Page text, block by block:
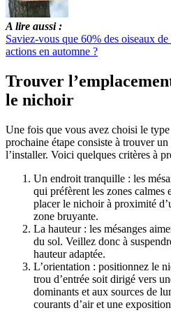
A lire aussi :
Saviez-vous que 60% des oiseaux
actions en automne ?
Trouver
le nichoir
Une fois que vous avez choisi le
prochaine étape consiste à trouver
l’installer. Voici quelques critères à
Un endroit tranquille : les
qui préfèrent les zones calmes
placer le nichoir à proximité
zone bruyante.
La hauteur : les mésanges
du sol. Veillez donc à
hauteur adaptée.
L’orientation : positionnez le
trou d’entrée soit dirigé vers
dominants et aux sources de
courants d’air et une